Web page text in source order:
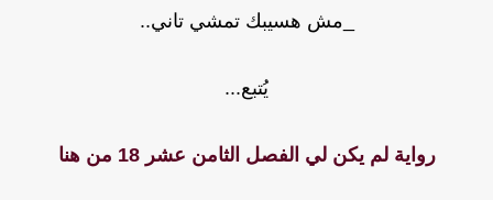
_مش هسيبك تمشي تاني..
يُتبع...
رواية لم يكن لي الفصل الثامن عشر 18 من هنا